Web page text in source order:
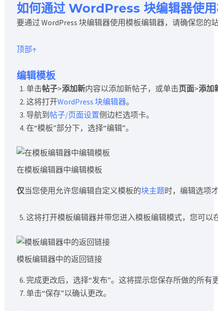
如何通过 WordPress 块编辑器使用
要通过 WordPress 块编辑器使用模板编辑器，请确保您的
顶部↑
编辑模板
单击帖子>添加新内容以添加新帖子，或单击页面>添加
这将打开WordPress 块编辑器。
导航到帖子/页面设置侧边栏选项卡。
在“模板”部分下，选择“编辑”。
在模板编辑器中编辑模板
仅当您使用允许您编辑自定义模板的块主题时，编辑选项
这将打开模板编辑器并带您进入模板编辑模式，您可以
模板编辑器中的返回链接
完成更改后，选择“发布”。这将提示您保存所做的所有
单击“保存”以确认更改。